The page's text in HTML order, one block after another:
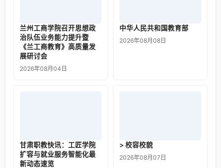
兰州工商学院召开思想政
治队伍业务能力提升暨
《兰工商教育》高质量发
展研讨会
2026年08月04日
中华人民共和国教育部
2026年08月08日
甘肃职教快讯：工匠学院
扩容与就业服务智能化最
新动态速览
> 校容校貌
2026年08月07日